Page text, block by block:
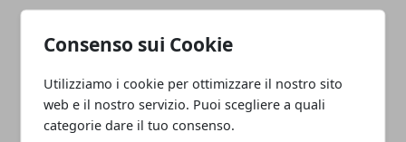
Consenso sui Cookie
Utilizziamo i cookie per ottimizzare il nostro sito
web e il nostro servizio. Puoi scegliere a quali
categorie dare il tuo consenso.